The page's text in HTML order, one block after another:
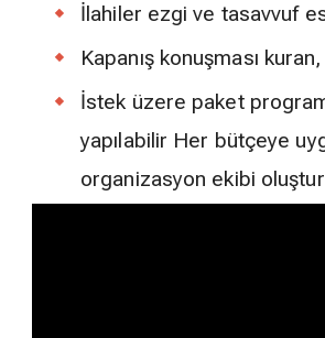
İlahiler ezgi ve tasavvuf
Kapanış konuşması
İstek üzere paket
yapılabilir Her bütçeye
organizasyon ekibi